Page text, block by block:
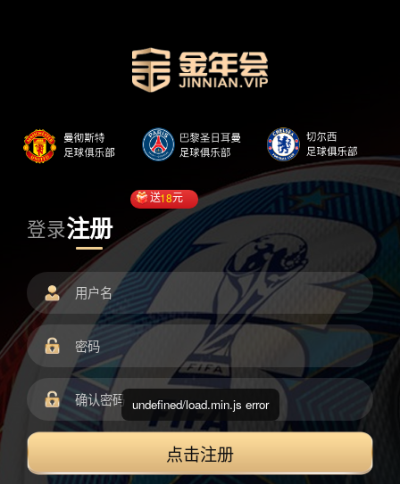
登录注册
送18元
点击注册
undefined/load.min.js error